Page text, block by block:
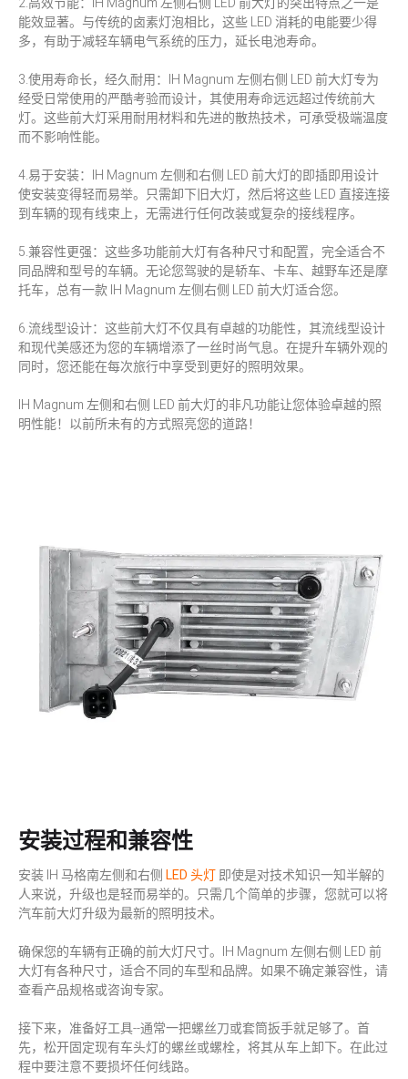
能效显著。与传统的卤素灯泡相比，这些 LED 消耗的电能要少得
多，有助于减轻车辆电气系统的压力，延长电池寿命。
3.使用寿命长，经久耐用：IH Magnum 左侧右侧 LED 前大灯专为
经受日常使用的严酷考验而设计，其使用寿命远远超过传统前大
灯。这些前大灯采用耐用材料和先进的散热技术，可承受极端温度
而不影响性能。
4.易于安装：IH Magnum 左侧和右侧 LED 前大灯的即插即用设计
使安装变得轻而易举。只需卸下旧大灯，然后将这些 LED 直接连接
到车辆的现有线束上，无需进行任何改装或复杂的接线程序。
5.兼容性更强：这些多功能前大灯有各种尺寸和配置，完全适合不
同品牌和型号的车辆。无论您驾驶的是轿车、卡车、越野车还是摩
托车，总有一款 IH Magnum 左侧右侧 LED 前大灯适合您。
6.流线型设计：这些前大灯不仅具有卓越的功能性，其流线型设计
和现代美感还为您的车辆增添了一丝时尚气息。在提升车辆外观的
同时，您还能在每次旅行中享受到更好的照明效果。
IH Magnum 左侧和右侧 LED 前大灯的非凡功能让您体验卓越的照
明性能！以前所未有的方式照亮您的道路！
安装过程和兼容性
安装 IH 马格南左侧和右侧LED 头灯即使是对技术知识一知半解的
人来说，升级也是轻而易举的。只需几个简单的步骤，您就可以将
汽车前大灯升级为最新的照明技术。
确保您的车辆有正确的前大灯尺寸。IH Magnum 左侧右侧 LED 前
大灯有各种尺寸，适合不同的车型和品牌。如果不确定兼容性，请
查看产品规格或咨询专家。
接下来，准备好工具--通常一把螺丝刀或套筒扳手就足够了。首
先，松开固定现有车头灯的螺丝或螺栓，将其从车上卸下。在此过
程中要注意不要损坏任何线路。